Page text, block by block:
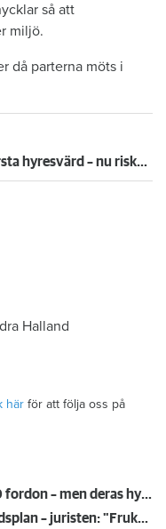
så att
miljö.
då parterna möts i
Utsågs till Sveriges värsta hyresvärd – nu riskerar far och son Bessou näringsförbud
Halland
här för att följa oss på
Paret bor exklusivt och äger över 50 fordon – men deras hyresgäst Stirling fryser och fångar möss med kepsen
Hyresvärd tvingas till femårig åtgärdsplan – juristen: "Fruktansvärd boendesituation"